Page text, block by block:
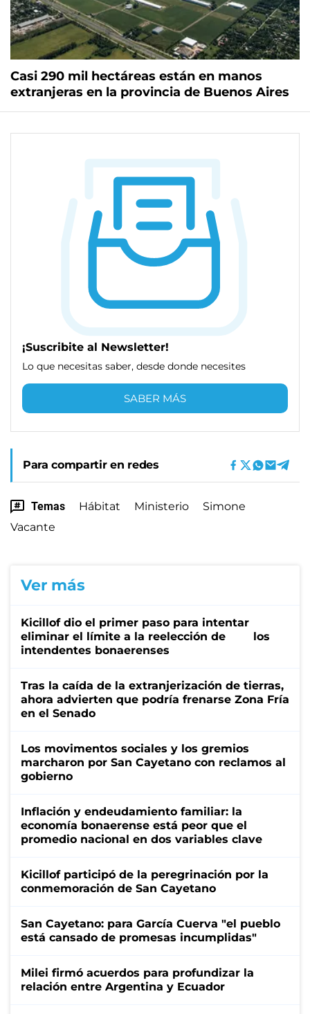
Casi 290 mil hectáreas están en manos
extranjeras en la provincia de Buenos Aires
¡Suscribite al Newsletter!
Lo que necesitas saber, desde donde necesites
SABER MÁS
Para compartir en redes
Temas Hábitat Ministerio
Simone
Vacante
Ver más
Kicillof dio el primer paso para intentar
eliminar el límite a la reelección de los
intendentes bonaerenses
Tras la caída de la extranjerización de tierras,
ahora advierten que podría frenarse Zona Fría
en el Senado
Los movimentos sociales y los gremios
marcharon por San Cayetano con reclamos al
gobierno
Inflación y endeudamiento familiar: la
economía bonaerense está peor que el
promedio nacional en dos variables clave
Kicillof participó de la peregrinación por la
conmemoración de San Cayetano
San Cayetano: para García Cuerva "el pueblo
está cansado de promesas incumplidas"
Milei firmó acuerdos para profundizar la
relación entre Argentina y Ecuador